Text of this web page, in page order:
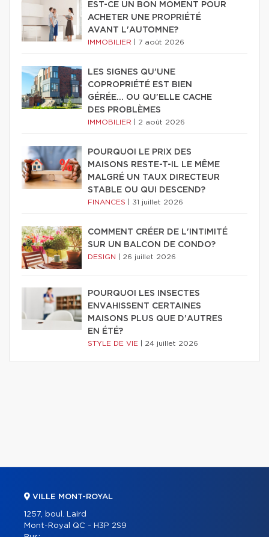
EST-CE UN BON MOMENT POUR
ACHETER UNE PROPRIÉTÉ
AVANT L'AUTOMNE?
IMMOBILIER 7 août 2026
LES SIGNES QU'UNE
COPROPRIÉTÉ EST BIEN
GÉRÉE… OU QU'ELLE CACHE
DES PROBLÈMES
IMMOBILIER 2 août 2026
POURQUOI LE PRIX DES
MAISONS RESTE-T-IL LE MÊME
MALGRÉ UN TAUX DIRECTEUR
STABLE OU QUI DESCEND?
FINANCES 31 juillet 2026
COMMENT CRÉER DE L'INTIMITÉ
SUR UN BALCON DE CONDO?
DESIGN 26 juillet 2026
POURQUOI LES INSECTES
ENVAHISSENT CERTAINES
MAISONS PLUS QUE D'AUTRES
EN ÉTÉ?
STYLE DE VIE 24 juillet 2026
VILLE MONT-ROYAL
1257, boul. Laird
Mont-Royal QC - H3P 2S9